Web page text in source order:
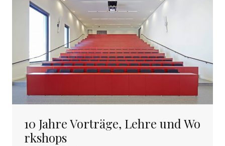
10 Jahre Vorträge, Lehre und Wo
rkshops